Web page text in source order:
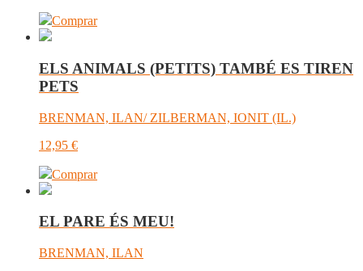
Comprar
ELS ANIMALS (PETITS) TAMBÉ ES TIREN
PETS
BRENMAN, ILAN/ ZILBERMAN, IONIT (IL.)
12,95 €
Comprar
EL PARE ÉS MEU!
BRENMAN, ILAN